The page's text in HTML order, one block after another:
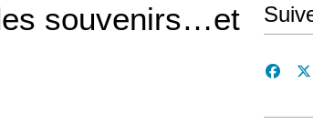
souvenirs…et